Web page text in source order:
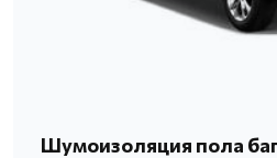
Шумоизоляция пола